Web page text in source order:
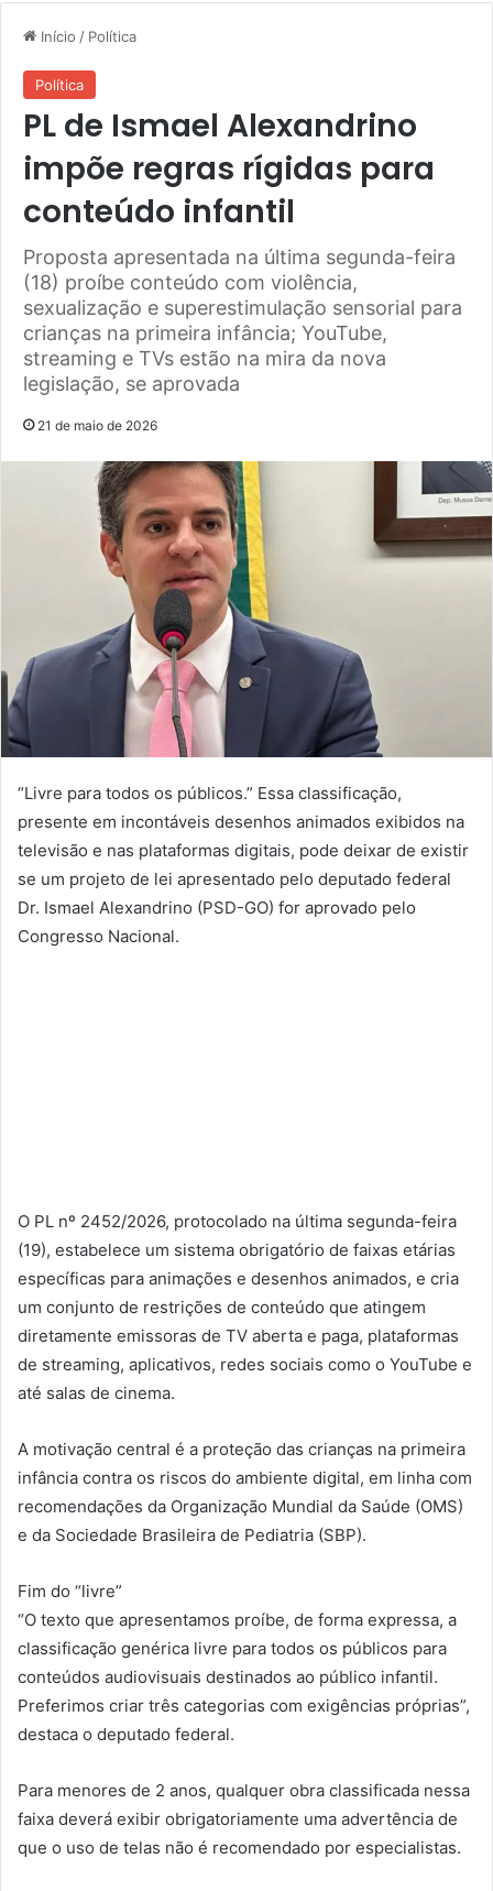
Início / Política
Política
PL de Ismael Alexandrino
impõe regras rígidas para
conteúdo infantil
Proposta apresentada na última segunda-feira
(18) proíbe conteúdo com violência,
sexualização e superestimulação sensorial para
crianças na primeira infância; YouTube,
streaming e TVs estão na mira da nova
legislação, se aprovada
21 de maio de 2026
“Livre para todos os públicos.” Essa classificação,
presente em incontáveis desenhos animados exibidos na
televisão e nas plataformas digitais, pode deixar de existir
se um projeto de lei apresentado pelo deputado federal
Dr. Ismael Alexandrino (PSD-GO) for aprovado pelo
Congresso Nacional.
O PL nº 2452/2026, protocolado na última segunda-feira
(19), estabelece um sistema obrigatório de faixas etárias
específicas para animações e desenhos animados, e cria
um conjunto de restrições de conteúdo que atingem
diretamente emissoras de TV aberta e paga, plataformas
de streaming, aplicativos, redes sociais como o YouTube e
até salas de cinema.
A motivação central é a proteção das crianças na primeira
infância contra os riscos do ambiente digital, em linha com
recomendações da Organização Mundial da Saúde (OMS)
e da Sociedade Brasileira de Pediatria (SBP).
Fim do “livre”
“O texto que apresentamos proíbe, de forma expressa, a
classificação genérica livre para todos os públicos para
conteúdos audiovisuais destinados ao público infantil.
Preferimos criar três categorias com exigências próprias”,
destaca o deputado federal.
Para menores de 2 anos, qualquer obra classificada nessa
faixa deverá exibir obrigatoriamente uma advertência de
que o uso de telas não é recomendado por especialistas.